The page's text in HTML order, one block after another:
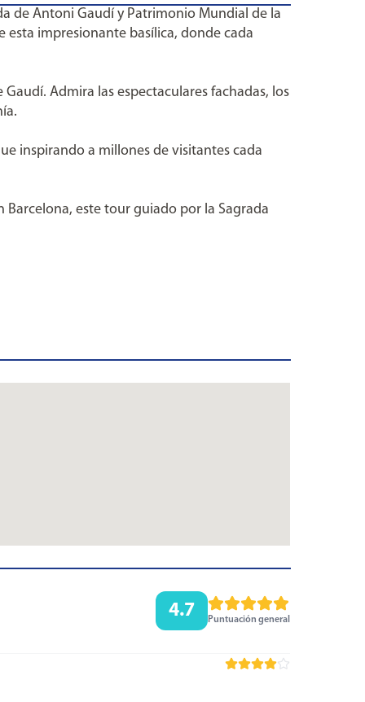
de Antoni Gaudí y Patrimonio Mundial de la
esta impresionante basílica, donde cada
Admira las espectaculares fachadas, los
inspirando a millones de visitantes cada
este tour guiado por la Sagrada
4.7 Puntuación general